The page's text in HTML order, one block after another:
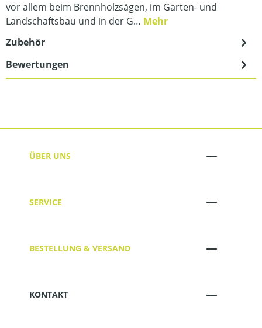
vor allem beim Brennholzsägen, im Garten- und
Landschaftsbau und in der G… Mehr
Zubehör
Bewertungen
ÜBER UNS
SERVICE
BESTELLUNG & VERSAND
KONTAKT